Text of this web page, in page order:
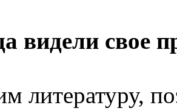
видели свое
литературу,